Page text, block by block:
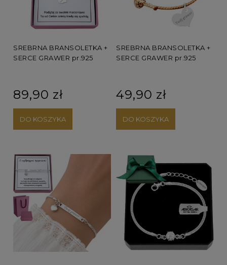
SREBRNA BRANSOLETKA +
SERCE GRAWER pr.925
89,90 zł
DO KOSZYKA
SREBRNA BRANSOLETKA +
SERCE GRAWER pr.925
49,90 zł
DO KOSZYKA